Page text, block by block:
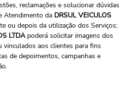
reclamações e solucionar dúvidas
Atendimento da DRSUL VEICULOS
ou depois da utilização dos Serviços;
LTDApoderá solicitar imagens dos
vinculados aos clientes para fins
de depoimentos, campanhas e